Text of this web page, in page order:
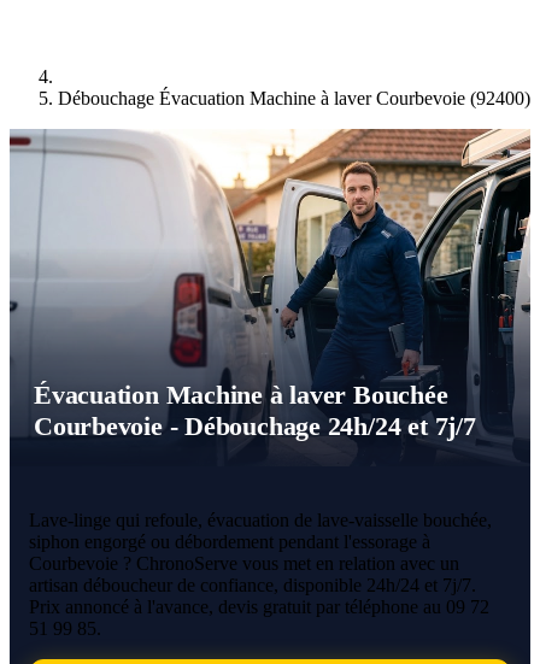
Débouchage Évacuation Machine à laver Courbevoie (92400)
Évacuation Machine à laver Bouchée
Courbevoie - Débouchage 24h/24 et 7j/7
Lave-linge qui refoule, évacuation de lave-vaisselle bouchée,
siphon engorgé ou débordement pendant l'essorage à
Courbevoie ? ChronoServe vous met en relation avec un
artisan déboucheur de confiance, disponible 24h/24 et 7j/7.
Prix annoncé à l'avance, devis gratuit par téléphone au 09 72
51 99 85.